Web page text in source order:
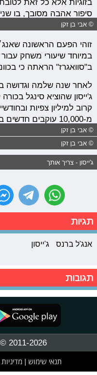
בזוגיות אלא כל זאת
סיפור אהבה מסובך, בו
© אבי בן זקן
זוהי הפעם הראשונה
במיוחד שיעורי משחק עבור
ב"סוואגרז" הראתה כי
לאחר שנה שלמה וגדושה
ג'ייסון שהוציא סינגל
קרוב למיליון צפיות
מ-10,000 עוקבים חדשים בעמוד האינסטגרם.
© אבי בן זקן
© אבי בן זקן
ג'ייסון - צריך אותך
תגיות
אנג'ל ברנס ג'ייסון
תגובות
2011-2026 © פרוגי תקשורת בע"מ
תנאי שימוש